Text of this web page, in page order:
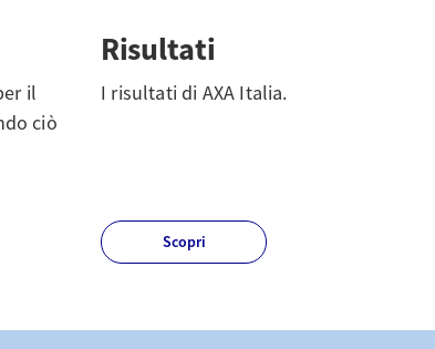
il
ciò
Risultati
I risultati di AXA Italia.
Scopri